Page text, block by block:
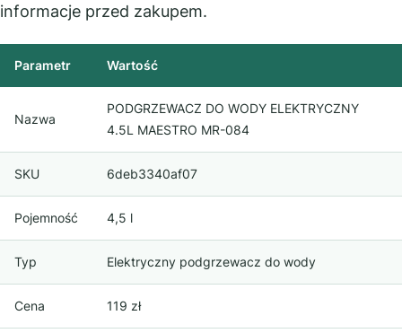
informacje przed zakupem.
Parametr Wartość
Nazwa
PODGRZEWACZ DO WODY ELEKTRYCZNY
4.5L MAESTRO MR-084
SKU 6deb3340af07
Pojemność 4,5 l
Typ Elektryczny podgrzewacz do wody
Cena 119 zł